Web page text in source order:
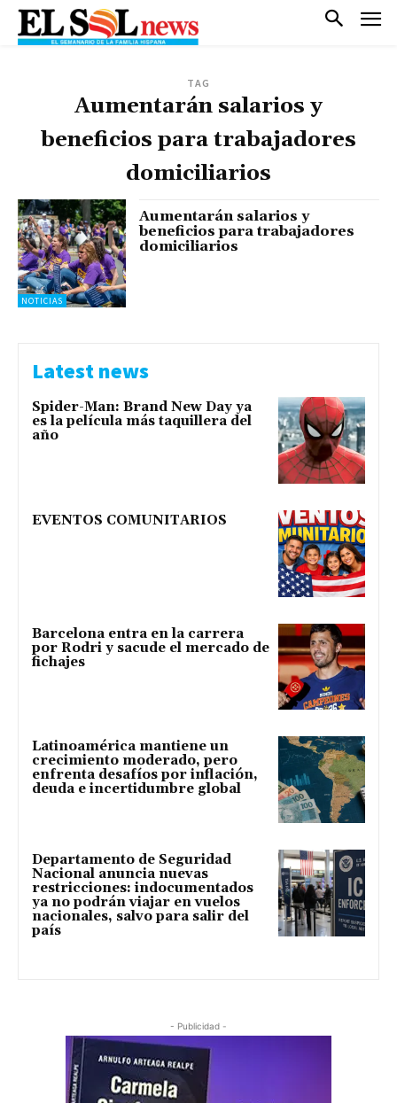
TAG
Aumentarán salarios y
beneficios para trabajadores
domiciliarios
NOTICIAS
Aumentarán salarios y
beneficios para trabajadores
domiciliarios
Latest news
Spider-Man: Brand New Day ya
es la película más taquillera del
año
EVENTOS COMUNITARIOS
Barcelona entra en la carrera
por Rodri y sacude el mercado de
fichajes
Latinoamérica mantiene un
crecimiento moderado, pero
enfrenta desafíos por inflación,
deuda e incertidumbre global
Departamento de Seguridad
Nacional anuncia nuevas
restricciones: indocumentados
ya no podrán viajar en vuelos
nacionales, salvo para salir del
país
- Publicidad -